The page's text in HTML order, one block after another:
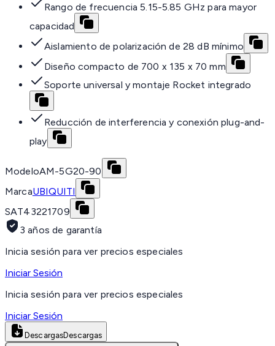
Rango de frecuencia 5.15-5.85 GHz para mayor
capacidad
Aislamiento de polarización de 28 dB mínimo
Diseño compacto de 700 x 135 x 70 mm
Soporte universal y montaje Rocket integrado
Reducción de interferencia y conexión plug-and-
play
ModeloAM-5G20-90
MarcaUBIQUITI
SAT43221709
3 años de garantía
Inicia sesión para ver precios especiales
Iniciar Sesión
Inicia sesión para ver precios especiales
Iniciar Sesión
DescargasDescargas